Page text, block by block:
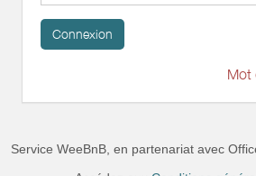
Connexion
Mot
Service WeeBnB, en partenariat avec